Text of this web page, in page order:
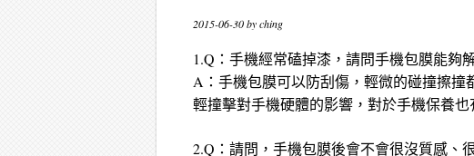
2015-06-30byching
1.Q：手機經常磕掉漆，請問手機包膜能夠
A：手機包膜可以防刮傷，輕微的碰撞擦
輕撞擊對手機硬體的影響，對於手機保養也
2.Q：請問，手機包膜後會不會很沒質感、